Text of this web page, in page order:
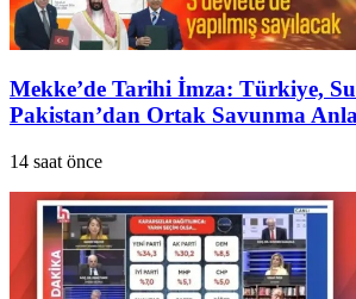
Mekke’de Tarihi İmza: Türkiye,
Pakistan’dan Ortak Savunma
14 saat önce